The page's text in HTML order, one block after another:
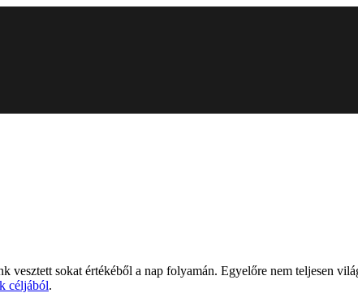
vesztett sokat értékéből a nap folyamán. Egyelőre nem teljesen
céljából.